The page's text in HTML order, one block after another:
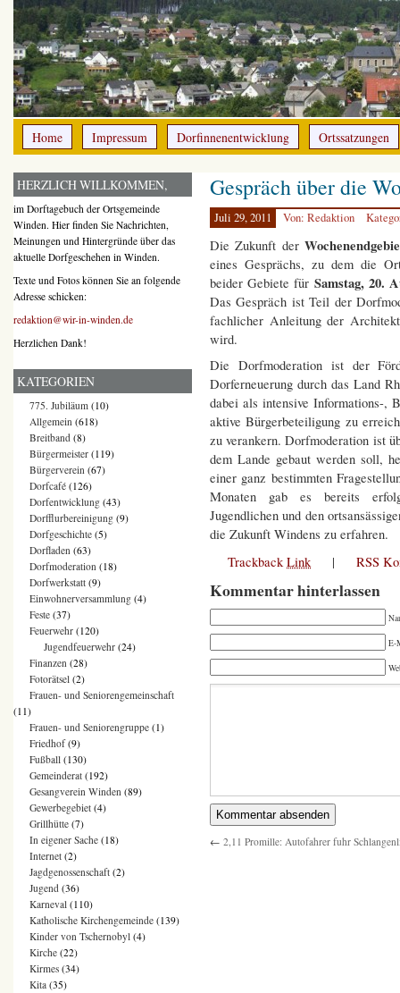
Home Impressum Dorfinnenentwicklung Ortssatzungen
Gespräch über die
Juli 29, 2011 Von: Redaktion
Die Zukunft der
eines Gesprächs, zu dem die
beider Gebiete für Samstag, 20.
Das Gespräch ist Teil der
fachlicher Anleitung der
wird.
Die Dorfmoderation ist der
Dorferneuerung durch das Land
dabei als intensive Informations-,
aktive Bürgerbeteiligung zu
zu verankern. Dorfmoderation ist
dem Lande gebaut werden soll,
einer ganz bestimmten
Monaten gab es bereits
Jugendlichen und den
die Zukunft Windens zu erfahren.
TrackbackLink | RSS
Kommentar hinterlassen
E-
← 2,11 Promille: Autofahrer fuhr
HERZLICH WILLKOMMEN,
im Dorftagebuch der Ortsgemeinde
Winden. Hier finden Sie Nachrichten,
Meinungen und Hintergründe über das
aktuelle Dorfgeschehen in Winden.
Texte und Fotos können Sie an folgende
Adresse schicken:
redaktion@wir-in-winden.de
Herzlichen Dank!
KATEGORIEN
775. Jubiläum (10)
Allgemein (618)
Breitband (8)
Bürgermeister (119)
Bürgerverein (67)
Dorfcafé (126)
Dorfentwicklung (43)
Dorfflurbereinigung (9)
Dorfgeschichte (5)
Dorfladen (63)
Dorfmoderation (18)
Dorfwerkstatt (9)
Einwohnerversammlung (4)
Feste (37)
Feuerwehr (120)
Jugendfeuerwehr (24)
Finanzen (28)
Fotorätsel (2)
Frauen- und Seniorengemeinschaft
(11)
Frauen- und Seniorengruppe (1)
Friedhof(9)
Fußball (130)
Gemeinderat (192)
Gesangverein Winden (89)
Gewerbegebiet (4)
Grillhütte (7)
In eigener Sache (18)
Internet (2)
Jagdgenossenschaft (2)
Jugend (36)
Karneval (110)
Katholische Kirchengemeinde (139)
Kinder von Tschernobyl (4)
Kirche (22)
Kirmes (34)
Kita (35)